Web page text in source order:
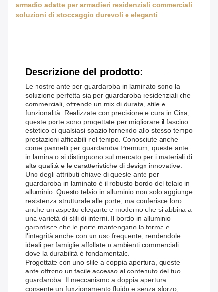
armadio adatte per armadieri residenziali commerciali
soluzioni di stoccaggio durevoli e eleganti
Descrizione del prodotto:
Le nostre ante per guardaroba in laminato sono la
soluzione perfetta sia per guardaroba residenziali che
commerciali, offrendo un mix di durata, stile e
funzionalità. Realizzate con precisione e cura in Cina,
queste porte sono progettate per migliorare il fascino
estetico di qualsiasi spazio fornendo allo stesso tempo
prestazioni affidabili nel tempo. Conosciute anche
come pannelli per guardaroba Premium, queste ante
in laminato si distinguono sul mercato per i materiali di
alta qualità e le caratteristiche di design innovative.
Uno degli attributi chiave di queste ante per
guardaroba in laminato è il robusto bordo del telaio in
alluminio. Questo telaio in alluminio non solo aggiunge
resistenza strutturale alle porte, ma conferisce loro
anche un aspetto elegante e moderno che si abbina a
una varietà di stili di interni. Il bordo in alluminio
garantisce che le porte mantengano la forma e
l'integrità anche con un uso frequente, rendendole
ideali per famiglie affollate o ambienti commerciali
dove la durabilità è fondamentale.
Progettate con uno stile a doppia apertura, queste
ante offrono un facile accesso al contenuto del tuo
guardaroba. Il meccanismo a doppia apertura
consente un funzionamento fluido e senza sforzo,